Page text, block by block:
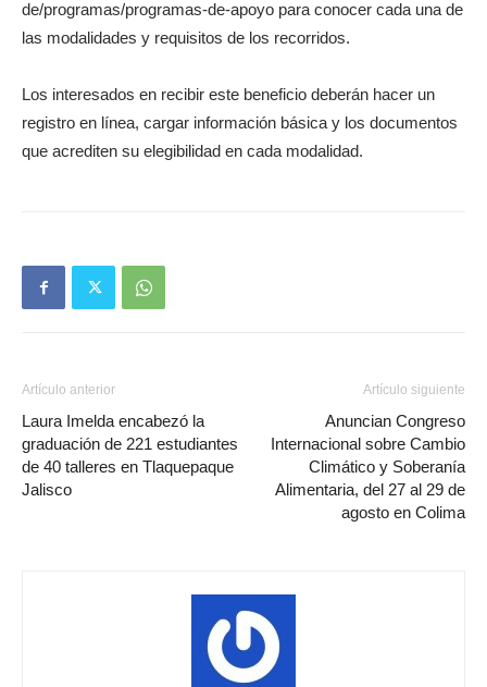
de/programas/programas-de-apoyo para conocer cada una de
las modalidades y requisitos de los recorridos.
Los interesados en recibir este beneficio deberán hacer un
registro en línea, cargar información básica y los documentos
que acrediten su elegibilidad en cada modalidad.
Artículo anterior
Laura Imelda encabezó la
graduación de 221 estudiantes
de 40 talleres en Tlaquepaque
Jalisco
Artículo siguiente
Anuncian Congreso
Internacional sobre Cambio
Climático y Soberanía
Alimentaria, del 27 al 29 de
agosto en Colima